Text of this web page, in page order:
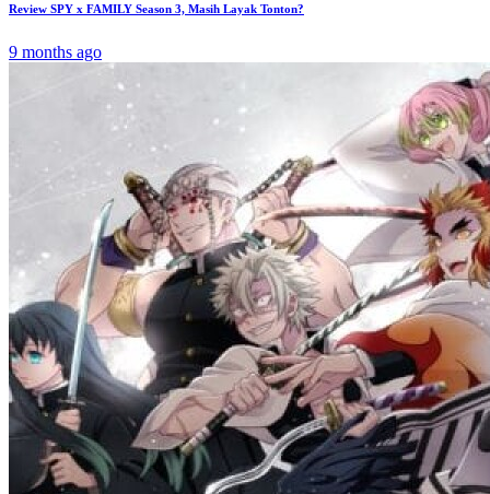
Review SPY x FAMILY Season 3, Masih Layak Tonton?
9 months ago